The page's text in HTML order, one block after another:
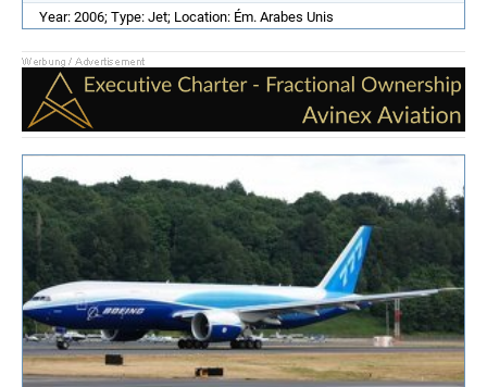
Year: 2006; Type: Jet; Location: Ém. Arabes Unis